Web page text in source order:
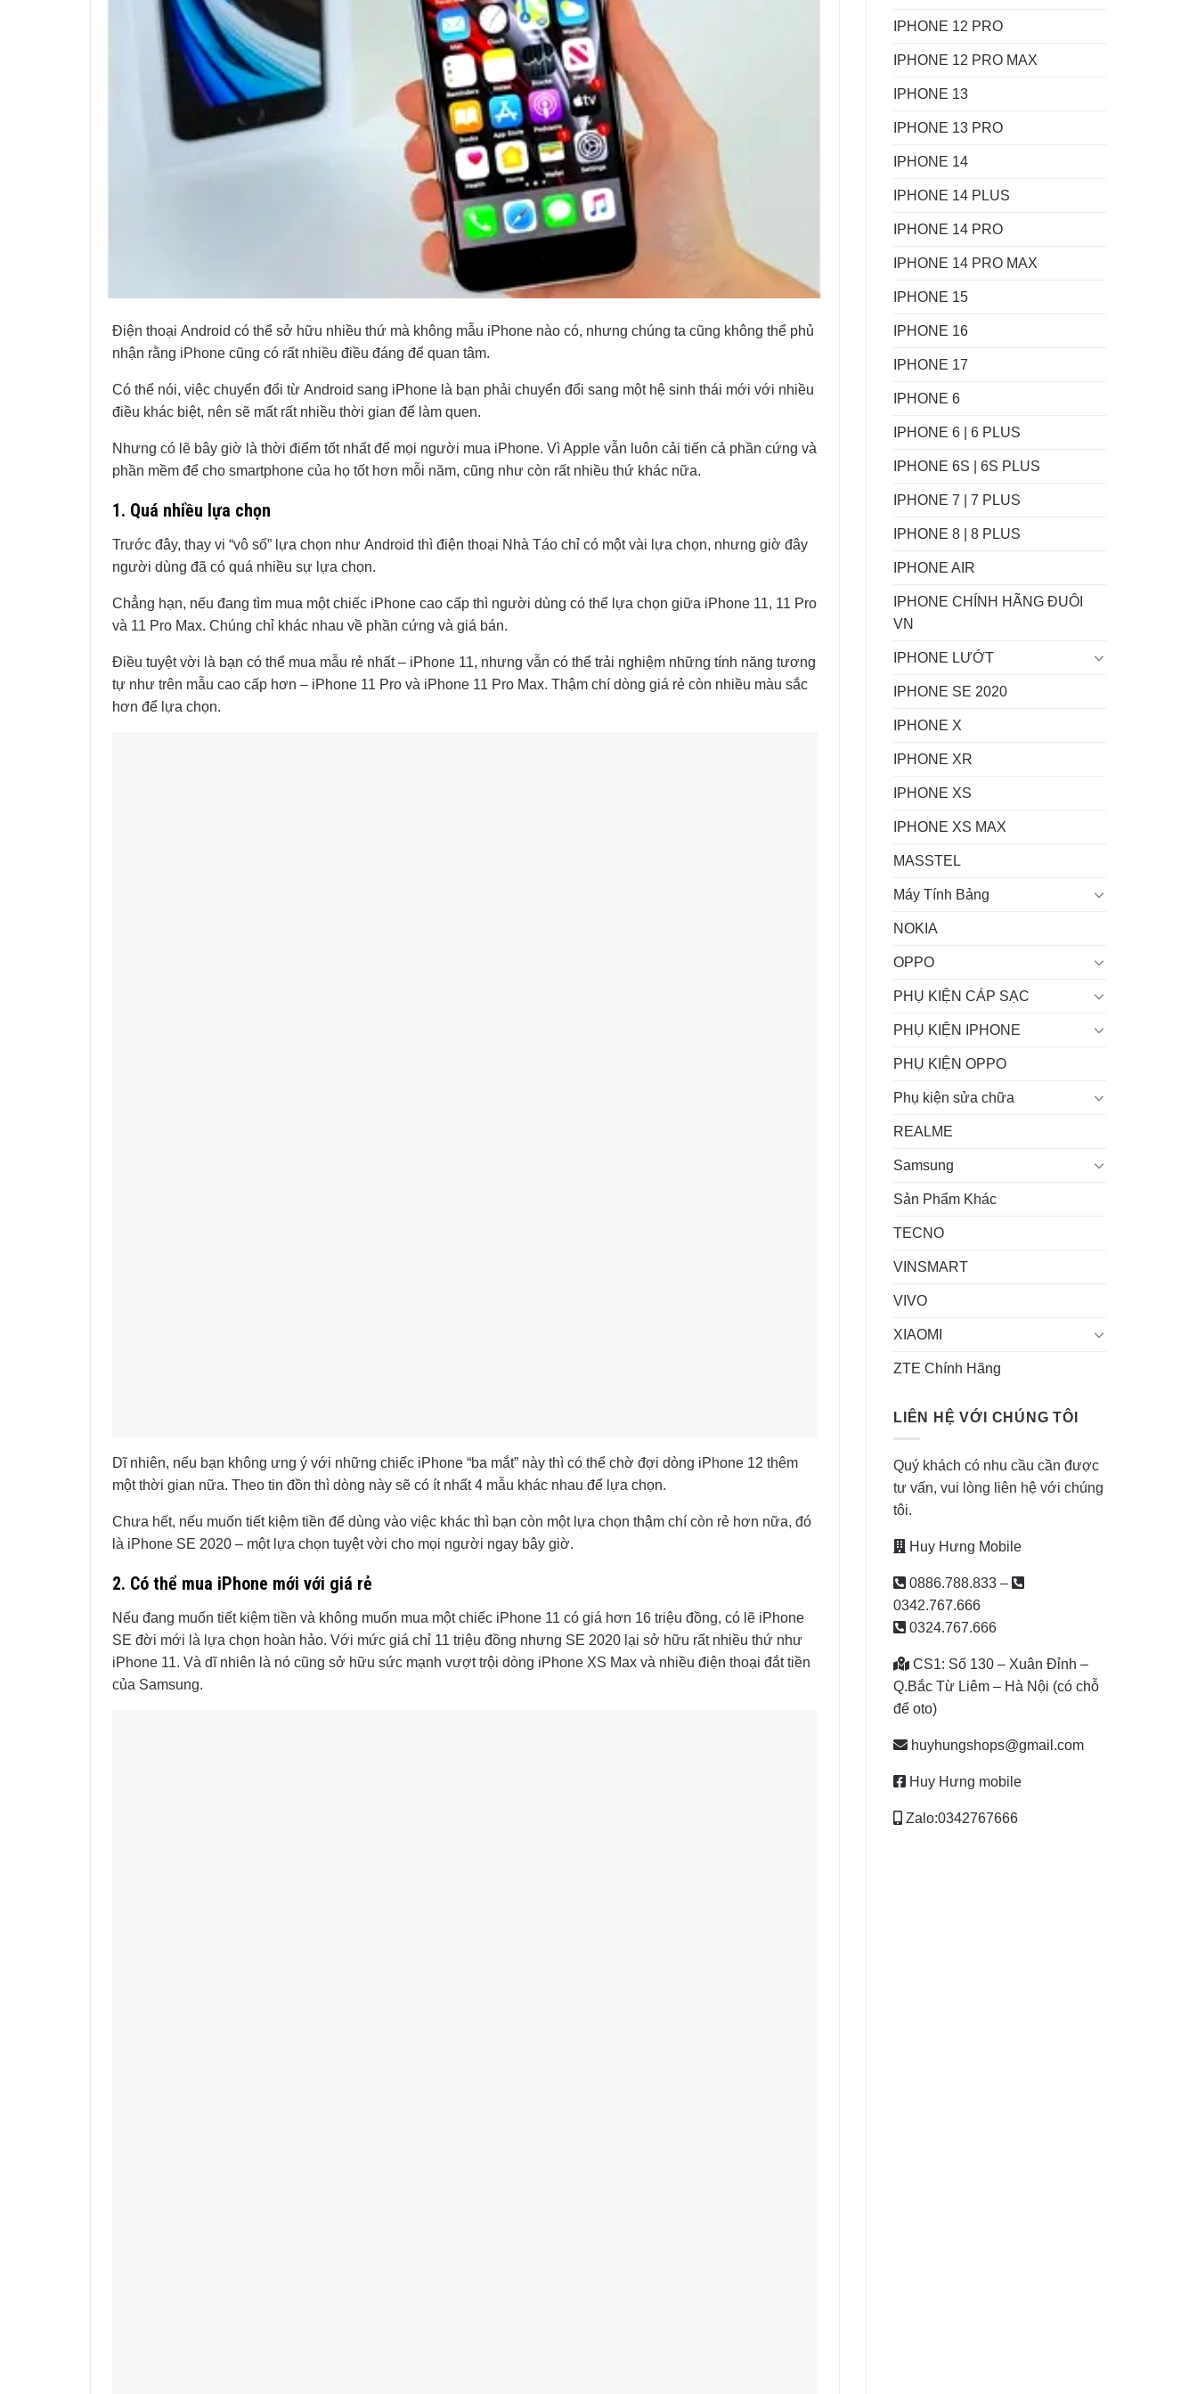
Điện thoại Android có thể sở hữu nhiều thứ mà không mẫu iPhone nào có, nhưng chúng ta cũng không thể phủ
nhận rằng iPhone cũng có rất nhiều điều đáng để quan tâm.
Có thể nói, việc chuyển đổi từ Android sang iPhone là bạn phải chuyển đổi sang một hệ sinh thái mới với nhiều
điều khác biệt, nên sẽ mất rất nhiều thời gian để làm quen.
Nhưng có lẽ bây giờ là thời điểm tốt nhất để mọi người mua iPhone. Vì Apple vẫn luôn cải tiến cả phần cứng và
phần mềm để cho smartphone của họ tốt hơn mỗi năm, cũng như còn rất nhiều thứ khác nữa.
1. Quá nhiều lựa chọn
Trước đây, thay vi “vô số” lựa chọn như Android thì điện thoại Nhà Táo chỉ có một vài lựa chọn, nhưng giờ đây
người dùng đã có quá nhiều sự lựa chọn.
Chẳng hạn, nếu đang tìm mua một chiếc iPhone cao cấp thì người dùng có thể lựa chọn giữa iPhone 11, 11 Pro
và 11 Pro Max. Chúng chỉ khác nhau về phần cứng và giá bán.
Điều tuyệt vời là bạn có thể mua mẫu rẻ nhất – iPhone 11, nhưng vẫn có thể trải nghiệm những tính năng tương
tự như trên mẫu cao cấp hơn – iPhone 11 Pro và iPhone 11 Pro Max. Thậm chí dòng giá rẻ còn nhiều màu sắc
hơn để lựa chọn.
Dĩ nhiên, nếu bạn không ưng ý với những chiếc iPhone “ba mắt” này thì có thể chờ đợi dòng iPhone 12 thêm
một thời gian nữa. Theo tin đồn thì dòng này sẽ có ít nhất 4 mẫu khác nhau để lựa chọn.
Chưa hết, nếu muốn tiết kiệm tiền để dùng vào việc khác thì bạn còn một lựa chọn thậm chí còn rẻ hơn nữa, đó
là iPhone SE 2020 – một lựa chọn tuyệt vời cho mọi người ngay bây giờ.
2. Có thể mua iPhone mới với giá rẻ
Nếu đang muốn tiết kiệm tiền và không muốn mua một chiếc iPhone 11 có giá hơn 16 triệu đồng, có lẽ iPhone
SE đời mới là lựa chọn hoàn hảo. Với mức giá chỉ 11 triệu đồng nhưng SE 2020 lại sở hữu rất nhiều thứ như
iPhone 11. Và dĩ nhiên là nó cũng sở hữu sức mạnh vượt trội dòng iPhone XS Max và nhiều điện thoại đắt tiền
của Samsung.
IPHONE 12 PRO
IPHONE 12 PRO MAX
IPHONE 13
IPHONE 13 PRO
IPHONE 14
IPHONE 14 PLUS
IPHONE 14 PRO
IPHONE 14 PRO MAX
IPHONE 15
IPHONE 16
IPHONE 17
IPHONE 6
IPHONE 6 | 6 PLUS
IPHONE 6S | 6S PLUS
IPHONE 7 | 7 PLUS
IPHONE 8 | 8 PLUS
IPHONE AIR
IPHONE CHÍNH HÃNG ĐUÔI
VN
IPHONE LƯỚT
IPHONE SE 2020
IPHONE X
IPHONE XR
IPHONE XS
IPHONE XS MAX
MASSTEL
Máy Tính Bảng
NOKIA
OPPO
PHỤ KIỆN CÁP SẠC
PHỤ KIỆN IPHONE
PHỤ KIỆN OPPO
Phụ kiện sửa chữa
REALME
Samsung
Sản Phẩm Khác
TECNO
VINSMART
VIVO
XIAOMI
ZTE Chính Hãng
LIÊN HỆ VỚI CHÚNG TÔI
Quý khách có nhu cầu cần được
tư vấn, vui lòng liên hệ với chúng
tôi.
Huy Hưng Mobile
0886.788.833 –
0342.767.666
0324.767.666
CS1: Số 130 – Xuân Đỉnh –
Q.Bắc Từ Liêm – Hà Nội (có chỗ
để oto)
huyhungshops@gmail.com
Huy Hưng mobile
Zalo:0342767666